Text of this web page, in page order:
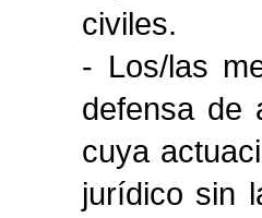
civiles.
- Los/las
defensa de
cuya
jurídico sin